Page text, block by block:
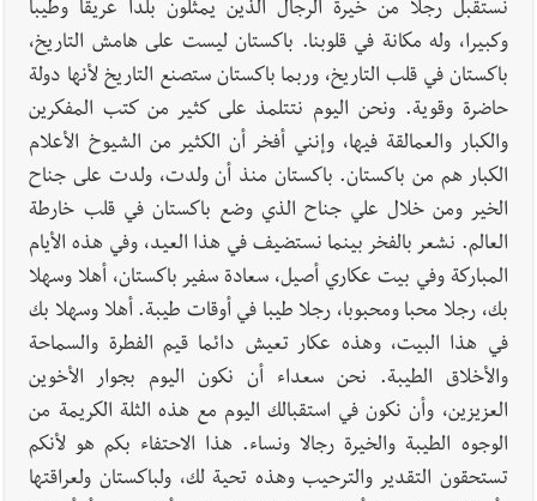
نستقبل رجلا من خيرة الرجال الذين يمثلون بلدا عريقا وطيبا
وكبيرا، وله مكانة في قلوبنا. باكستان ليست على هامش التاريخ،
باكستان في قلب التاريخ، وربما باكستان ستصنع التاريخ لأنها دولة
حاضرة وقوية. ونحن اليوم نتتلمذ على كثير من كتب المفكرين
والكبار والعمالقة فيها، وإنني أفخر أن الكثير من الشيوخ الأعلام
الكبار هم من باكستان. باكستان منذ أن ولدت، ولدت على جناح
الخير ومن خلال علي جناح الذي وضع باكستان في قلب خارطة
العالم. نشعر بالفخر بينما نستضيف في هذا العيد، وفي هذه الأيام
المباركة وفي بيت عكاري أصيل، سعادة سفير باكستان، أهلا وسهلا
بك، رجلا محبا ومحبوبا، رجلا طيبا في أوقات طيبة. أهلا وسهلا بك
في هذا البيت، وهذه عكار تعيش دائما قيم الفطرة والسماحة
والأخلاق الطيبة. نحن سعداء أن نكون اليوم بجوار الأخوين
العزيزين، وأن نكون في استقبالك اليوم مع هذه الثلة الكريمة من
الوجوه الطيبة والخيرة رجالا ونساء. هذا الاحتفاء بكم هو لأنكم
تستحقون التقدير والترحيب وهذه تحية لك، ولباكستان ولعراقتها